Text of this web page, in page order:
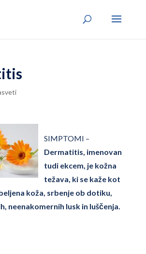
SIMPTOMI –
Dermatitis, imenovan
tudi ekcem, je kožna
težava, ki se kaže kot
koža, srbenje ob dotiku,
neenakomernih lusk in luščenja.